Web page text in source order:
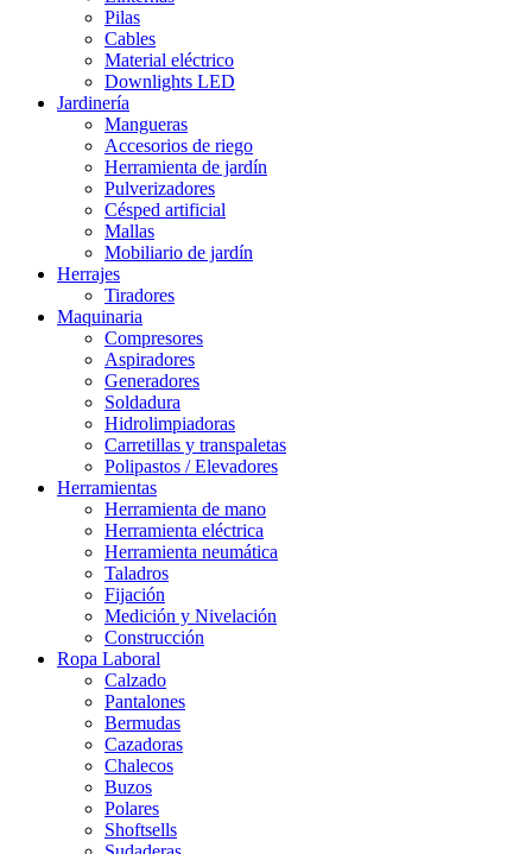
Pilas
Cables
Material eléctrico
Downlights LED
Jardinería
Mangueras
Accesorios de riego
Herramienta de jardín
Pulverizadores
Césped artificial
Mallas
Mobiliario de jardín
Herrajes
Tiradores
Maquinaria
Compresores
Aspiradores
Generadores
Soldadura
Hidrolimpiadoras
Carretillas y transpaletas
Polipastos / Elevadores
Herramientas
Herramienta de mano
Herramienta eléctrica
Herramienta neumática
Taladros
Fijación
Medición y Nivelación
Construcción
Ropa Laboral
Calzado
Pantalones
Bermudas
Cazadoras
Chalecos
Buzos
Polares
Shoftsells